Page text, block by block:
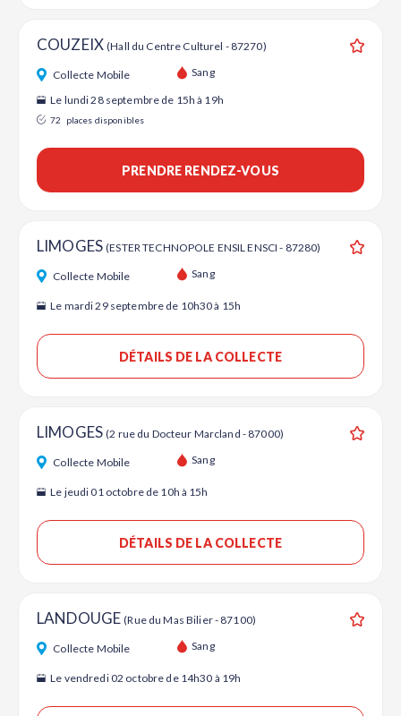
COUZEIX(Hall du Centre Culturel - 87270)
Collecte Mobile Sang
Le lundi 28 septembre de 15h à 19h
72 places disponibles
PRENDRE RENDEZ-VOUS
LIMOGES(ESTER TECHNOPOLE ENSIL ENSCI - 87280)
Collecte Mobile Sang
Le mardi 29 septembre de 10h30 à 15h
DÉTAILS DE LA COLLECTE
LIMOGES(2 rue du Docteur Marcland - 87000)
Collecte Mobile Sang
Le jeudi 01 octobre de 10h à 15h
DÉTAILS DE LA COLLECTE
LANDOUGE(Rue du Mas Bilier - 87100)
Collecte Mobile Sang
Le vendredi 02 octobre de 14h30 à 19h